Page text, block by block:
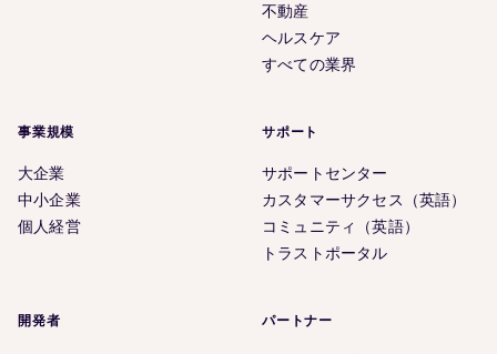
不動産
ヘルスケア
すべての業界
事業規模
大企業
中小企業
個人経営
サポート
サポートセンター
カスタマーサクセス（英語）
コミュニティ（英語）
トラストポータル
開発者 パートナー